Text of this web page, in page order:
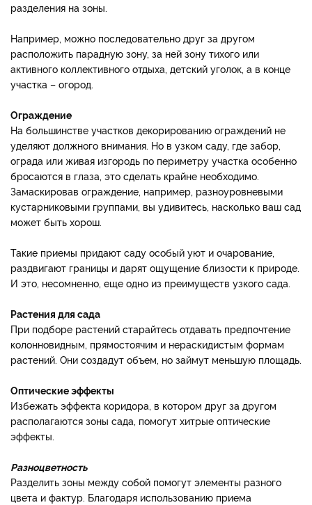
разделения на зоны.
Например, можно последовательно друг за другом
расположить парадную зону, за ней зону тихого или
активного коллективного отдыха, детский уголок, а в конце
участка – огород.
Ограждение
На большинстве участков декорированию ограждений не
уделяют должного внимания. Но в узком саду, где забор,
ограда или живая изгородь по периметру участка особенно
бросаются в глаза, это сделать крайне необходимо.
Замаскировав ограждение, например, разноуровневыми
кустарниковыми группами, вы удивитесь, насколько ваш сад
может быть хорош.
Такие приемы придают саду особый уют и очарование,
раздвигают границы и дарят ощущение близости к природе.
И это, несомненно, еще одно из преимуществ узкого сада.
Растения для сада
При подборе растений старайтесь отдавать предпочтение
колонновидным, прямостоячим и нераскидистым формам
растений. Они создадут объем, но займут меньшую площадь.
Оптические эффекты
Избежать эффекта коридора, в котором друг за другом
располагаются зоны сада, помогут хитрые оптические
эффекты.
Разноцветность
Разделить зоны между собой помогут элементы разного
цвета и фактур. Благодаря использованию приема